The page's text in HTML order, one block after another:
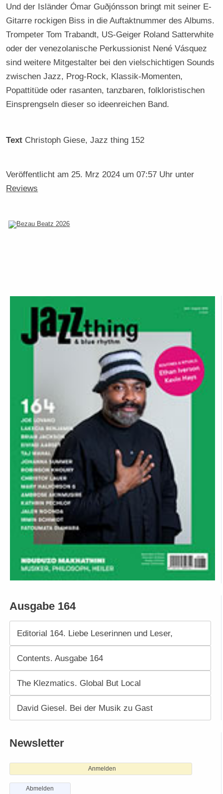
Und der Isländer Ómar Guðjónsson bringt mit seiner E-
Gitarre rockigen Biss in die Auftaktnummer des Albums.
Trompeter Tom Trabandt, US-Geiger Roland Satterwhite
oder der venezolanische Perkussionist Nené Vásquez
sind weitere Mitgestalter bei den vielschichtigen Sounds
zwischen Jazz, Prog-Rock, Klassik-Momenten,
Popattitüde oder rasanten, tanzbaren, folkloristischen
Einsprengseln dieser so ideenreichen Band.
Text Christoph Giese, Jazz thing 152
Veröffentlicht am 25. Mrz 2024 um 07:57 Uhr unter
Reviews
Ausgabe 164
Editorial 164. Liebe Leserinnen und Leser,
Contents. Ausgabe 164
The Klezmatics. Global But Local
David Giesel. Bei der Musik zu Gast
Newsletter
Anmelden
Abmelden